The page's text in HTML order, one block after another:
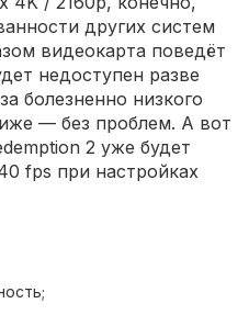
других систем
видеокарта поведёт
недоступен разве
болезненно низкого
— без проблем. А вот
2 уже будет
fps при настройках